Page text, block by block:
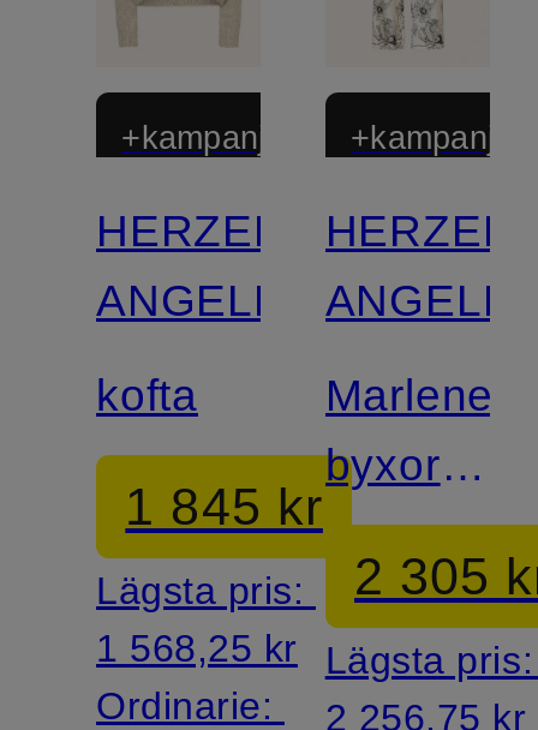
+kampanjrabatt
HERZEN'S
ANGELEGENHEIT
kofta
1 845 kr
Lägsta pris:
1 568,25 kr
Ordinarie:
Marlene-
byxor i
siden
2 305
Lägsta
2 256,75 kr